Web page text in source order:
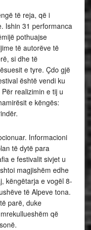
të reja, që i
Ishin 31 performanca
pothuajse
të autorëve të
si dhe të
e tyre. Çdo gjë
është vendi ku
realizimin e tij u
e këngës:
Informacioni
të dytë para
e festivalit sivjet u
magjishëm edhe
këngëtarja e vogël 8-
të Alpeve tona.
parë, duke
që